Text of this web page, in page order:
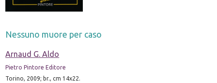
Nessuno muore per caso
Arnaud G. Aldo
Pietro Pintore Editore
Torino, 2009; br., cm 14x22.